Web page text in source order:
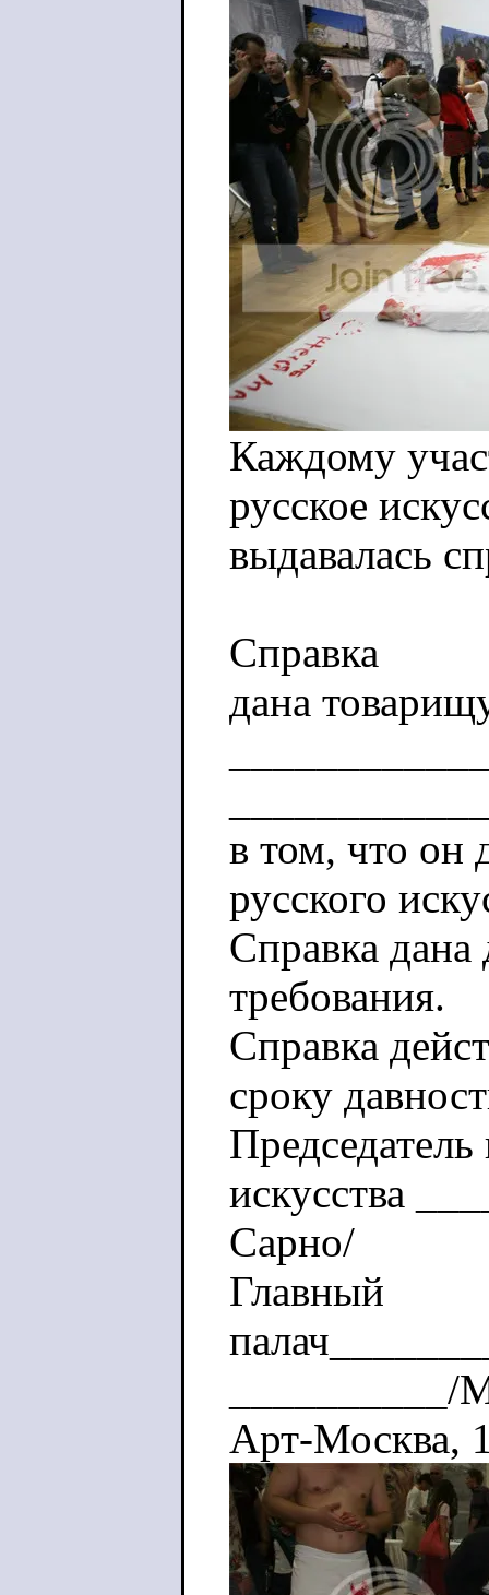
Каждому
русское
выдавалась
Справка
дана
в том, что он
русского
Справка дана
требования.
Справка
сроку
искусства
Сарно/
Главный
Арт-Москва,